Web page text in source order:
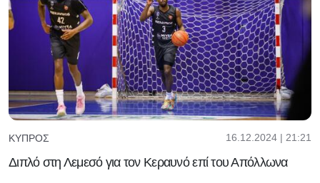
ΚΎΠΡΟΣ 16.12.2024 | 21:21
Διπλό στη Λεμεσό για τον Κεραυνό επί του Απόλλωνα